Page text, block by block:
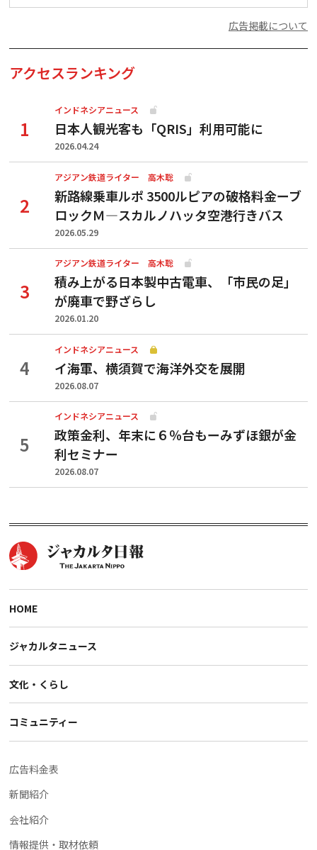
広告掲載について
アクセスランキング
インドネシアニュース
日本人観光客も「QRIS」利用可能に
2026.04.24
アジアン鉄道ライター 高木聡
新路線乗車ルポ 3500ルピアの破格料金ーブ
ロックＭ―スカルノハッタ空港行きバス
2026.05.29
アジアン鉄道ライター 高木聡
積み上がる日本製中古電車、「市民の足」
が廃車で野ざらし
2026.01.20
インドネシアニュース
イ海軍、横須賀で海洋外交を展開
2026.08.07
インドネシアニュース
政策金利、年末に６％台もーみずほ銀が金
利セミナー
2026.08.07
HOME
ジャカルタニュース
文化・くらし
コミュニティー
広告料金表
新聞紹介
会社紹介
情報提供・取材依頼